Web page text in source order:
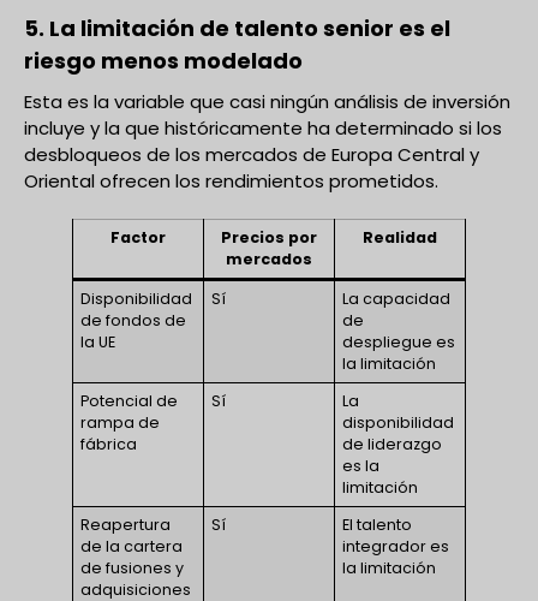
5. La limitación de talento senior es el
riesgo menos modelado
Esta es la variable que casi ningún análisis de inversión
incluye y la que históricamente ha determinado si los
desbloqueos de los mercados de Europa Central y
Oriental ofrecen los rendimientos prometidos.
Factor
Precios por
mercados
Realidad
Disponibilidad
de fondos de
la UE
Sí
La capacidad
de
despliegue es
la limitación
Potencial de
rampa de
fábrica
Sí
La
disponibilidad
de liderazgo
es la
limitación
Reapertura
de la cartera
de fusiones y
adquisiciones
Sí
El talento
integrador es
la limitación